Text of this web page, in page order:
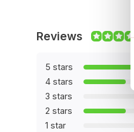
Kies voor deze
en ervoor te zorgen
uitstraling en
Reviews
5 stars
4 stars
3 stars
2 stars
1 star